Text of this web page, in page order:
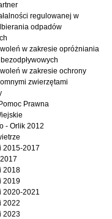
regulowanej w
odpadów
w zakresie opróżniania
w zakresie ochrony
zwierzętami
Prawna
- Orlik 2012
2015-2017
2018
2019
2020-2021
2022
2023